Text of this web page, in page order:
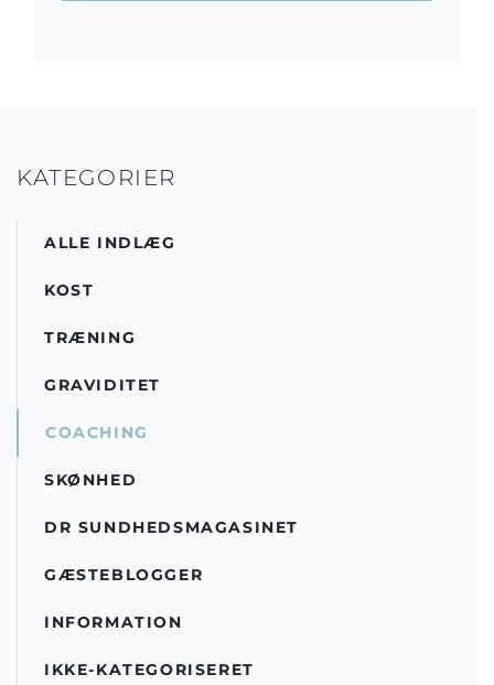
KATEGORIER
ALLE INDLÆG
KOST
TRÆNING
GRAVIDITET
COACHING
SKØNHED
DR SUNDHEDSMAGASINET
GÆSTEBLOGGER
INFORMATION
IKKE-KATEGORISERET